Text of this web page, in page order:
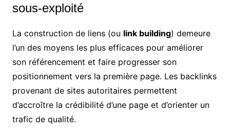
sous-exploité
La construction de liens (ou link building) demeure
l’un des moyens les plus efficaces pour améliorer
son référencement et faire progresser son
positionnement vers la première page. Les backlinks
provenant de sites autoritaires permettent
d’accroître la crédibilité d’une page et d’orienter un
trafic de qualité.